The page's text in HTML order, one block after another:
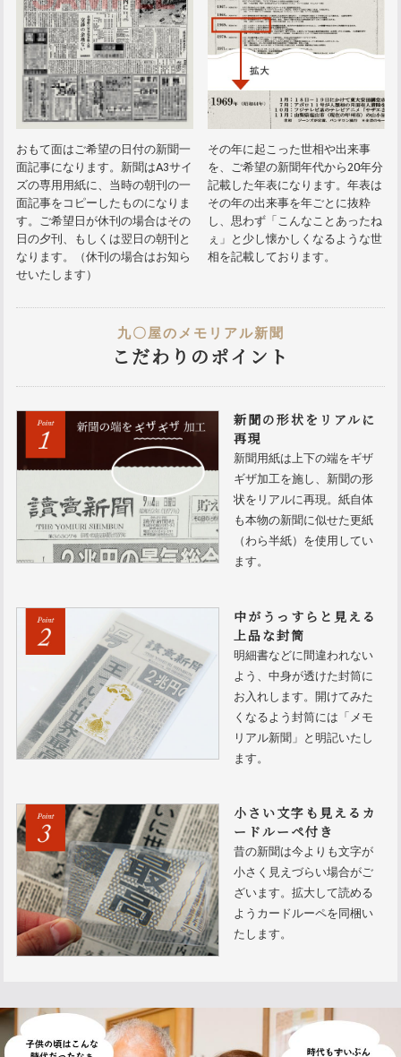
おもて面はご希望の日付の新聞一
面記事になります。新聞はA3サイ
ズの専用用紙に、当時の朝刊の一
面記事をコピーしたものになりま
す。ご希望日が休刊の場合はその
日の夕刊、もしくは翌日の朝刊と
なります。（休刊の場合はお知ら
せいたします）
その年に起こった世相や出来事
を、ご希望の新聞年代から20年分
記載した年表になります。年表は
その年の出来事を年ごとに抜粋
し、思わず「こんなことあったね
ぇ」と少し懐かしくなるような世
相を記載しております。
九〇屋のメモリアル新聞
こだわりのポイント
新聞の形状をリアルに
再現
新聞用紙は上下の端をギザ
ギザ加工を施し、新聞の形
状をリアルに再現。紙自体
も本物の新聞に似せた更紙
（わら半紙）を使用してい
ます。
中がうっすらと見える
上品な封筒
明細書などに間違われない
よう、中身が透けた封筒に
お入れします。開けてみた
くなるよう封筒には「メモ
リアル新聞」と明記いたし
ます。
小さい文字も見えるカ
ードルーペ付き
昔の新聞は今よりも文字が
小さく見えづらい場合がご
ざいます。拡大して読める
ようカードルーペを同梱い
たします。